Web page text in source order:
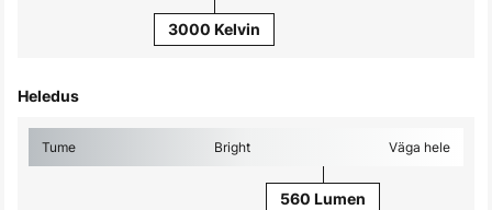
3000 Kelvin
Heledus
Tume Bright Väga hele
560 Lumen